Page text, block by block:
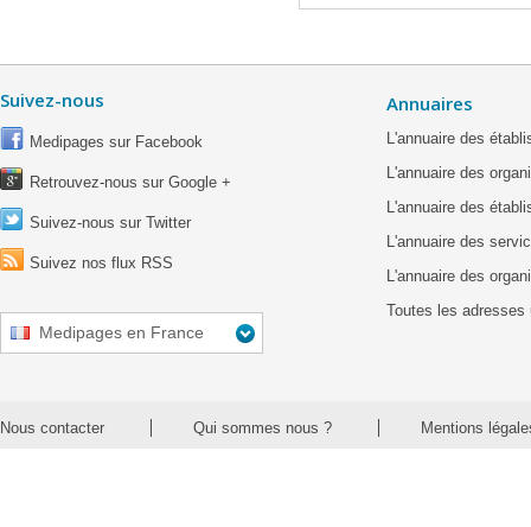
Suivez-nous
Medipages sur Facebook
Retrouvez-nous sur Google +
Suivez-nous sur Twitter
Suivez nos flux RSS
Medipages en France
Annuaires
L'annuaire des
L'annuaire des
L'annuaire des
L'annuaire des
L'annuaire des
Toutes les adresses
Nous contacter Qui sommes nous ? Mentions